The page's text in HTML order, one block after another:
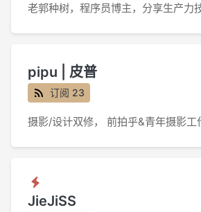
老郭种树，程序员博主，分享生产力
pipu | 皮普
订阅 23
摄影/设计双修， 前拍乎&青年摄影工
JieJiSS